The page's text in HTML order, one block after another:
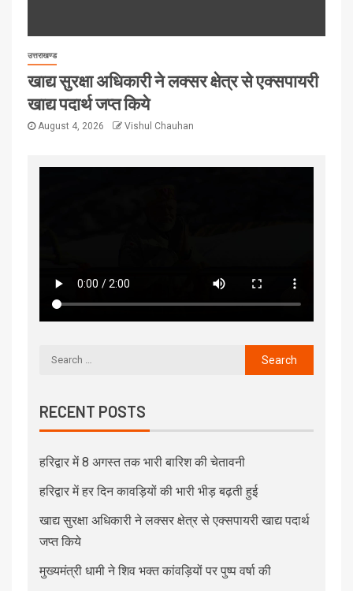
उत्तराखण्ड
खाद्य सुरक्षा अधिकारी ने लक्सर क्षेत्र से एक्सपायरी
खाद्य पदार्थ जप्त किये
August 4, 2026 Vishul Chauhan
RECENT POSTS
हरिद्वार में 8 अगस्त तक भारी बारिश की चेतावनी
हरिद्वार में हर दिन कावड़ियों की भारी भीड़ बढ़ती हुई
खाद्य सुरक्षा अधिकारी ने लक्सर क्षेत्र से एक्सपायरी खाद्य पदार्थ
जप्त किये
मुख्यमंत्री धामी ने शिव भक्त कांवड़ियों पर पुष्प वर्षा की